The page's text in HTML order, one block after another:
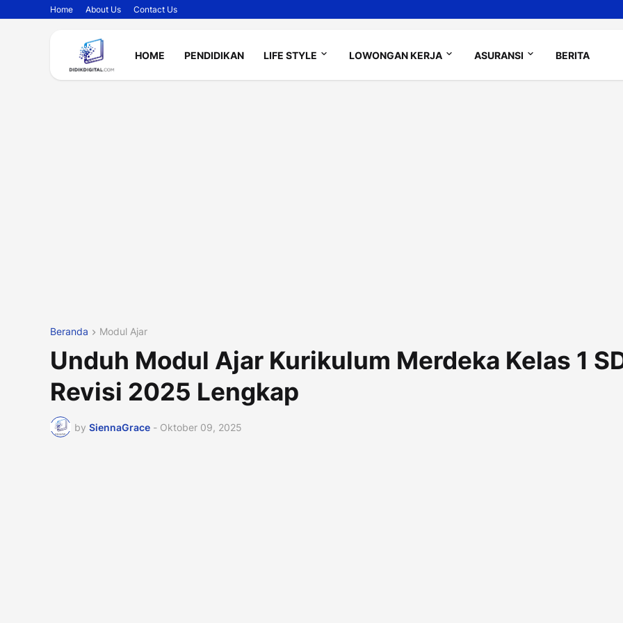
Home About Us Contact Us
HOME PENDIDIKAN LIFE STYLE LOWONGAN KERJA ASURANSI BERITA
Beranda Modul Ajar
Unduh Modul Ajar Kurikulum Merdeka Kelas 1
Revisi 2025 Lengkap
by SiennaGrace - Oktober 09, 2025